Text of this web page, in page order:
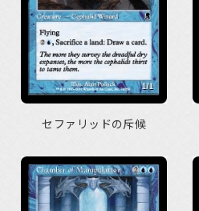
セファリッドの斥候